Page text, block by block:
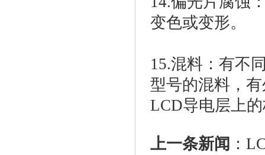
变色或变形。
15.混料：有不
型号的混料，
LCD导电层上
上一条新闻 ：